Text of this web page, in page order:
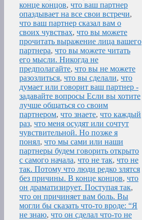
конце концов, что ваш партнер
опаздывает на все свои встречи,
что ваш партнер сказал вам о
своих чувствах, что вы можете
прочитать выражение лица вашего
партнера, что вы можете читать
его мысли. Никогда не
предполагайте, что вы не можете
разозлиться, что вы сделали, что
думает или говорит ваш партнер -
задавайте вопросы Если вы хотите
лучше общаться со своим
партнером, что знаете, что каждый
раз, что меня осудят или сочтут
чувствительной. Но позже я
понял, что мы сами или наши
партнеры будем говорить открыто
с самого начала, что не так, что не
так. Потому что люди редко злятся
без причины. В конце концов, что
он драматизирует. Поступая так,
что он причиняет вам боль. Вы
могли бы сказать что-то вроде: “Я
не знаю, что он сделал что-то не